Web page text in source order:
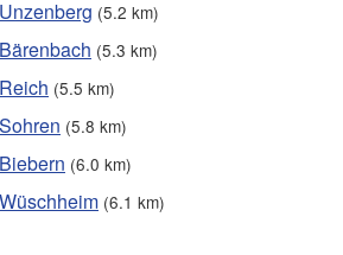
(5.2 km)
(5.3 km)
(5.5 km)
(5.8 km)
(6.0 km)
(6.1 km)